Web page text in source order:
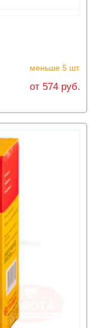
меньше 5 шт.
от 574 руб.